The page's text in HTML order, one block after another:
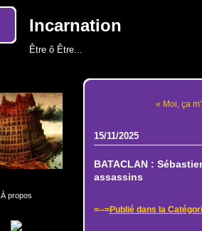
Incarnation
Être ô Être...
À propos
« Moi, ça
15/11/2025
BATACLAN :
assassins
=--=Publié dans la